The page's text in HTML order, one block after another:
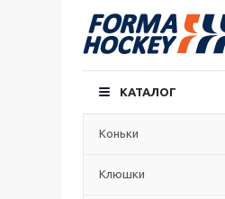
КАТАЛОГ
Коньки
Клюшки